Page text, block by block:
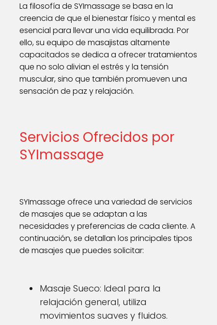
La filosofía de SYImassage se basa en la
creencia de que el bienestar físico y mental es
esencial para llevar una vida equilibrada. Por
ello, su equipo de masajistas altamente
capacitados se dedica a ofrecer tratamientos
que no solo alivian el estrés y la tensión
muscular, sino que también promueven una
sensación de paz y relajación.
Servicios Ofrecidos por
SYImassage
SYImassage ofrece una variedad de servicios
de masajes que se adaptan a las
necesidades y preferencias de cada cliente. A
continuación, se detallan los principales tipos
de masajes que puedes solicitar:
Masaje Sueco: Ideal para la
relajación general, utiliza
movimientos suaves y fluidos.